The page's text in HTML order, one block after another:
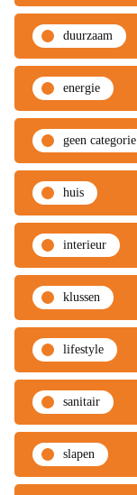
duurzaam
energie
geen categorie
huis
interieur
klussen
lifestyle
sanitair
slapen